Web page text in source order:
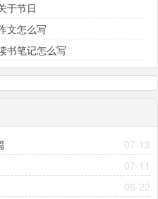
于节日
文怎么写
书笔记怎么写
07-13
07-11
06-22